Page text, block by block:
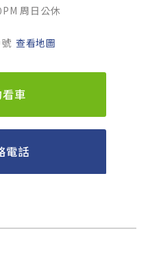
周日公休
查看地圖
車
電話